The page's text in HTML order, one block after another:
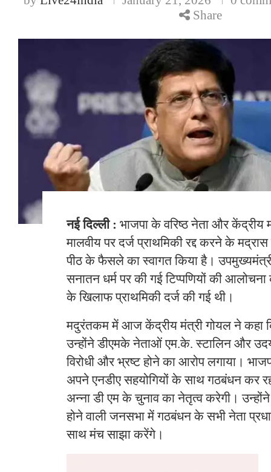
Share
नई दिल्ली : भाजपा के वरिष्ठ नेता और केंद्रीय
मालवीय पर दर्ज प्राथमिकी रद्द करने के
पीठ के फैसले का स्वागत किया है।
सनातन धर्म पर की गई टिप्पणियों की
के खिलाफ प्राथमिकी दर्ज की गई थी।
मदुरंतकम में आज केंद्रीय मंत्री गोयल ने कहा
उन्होंने डीएमके नेताओं एम.के. स्टालिन और
विरोधी और भ्रष्ट होने का आरोप लगाया।
अपने एनडीए सहयोगियों के साथ गठबंधन कर
अन्‍ना डी एम के चुनाव का नेतृत्व करेगी।
होने वाली जनसभा में गठबंधन के सभी नेता
साथ मंच साझा करेंगे।